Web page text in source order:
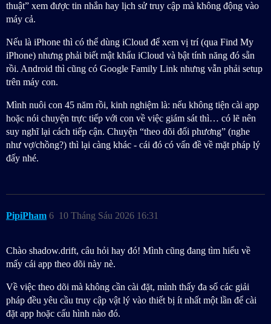
thuật” xem được tin nhắn hay lịch sử truy cập mà không động vào
máy cả.
Nếu là iPhone thì có thể dùng iCloud để xem vị trí (qua Find My
iPhone) nhưng phải biết mật khẩu iCloud và bật tính năng đó sẵn
rồi. Android thì cũng có Google Family Link nhưng vẫn phải setup
trên máy con.
Mình nuôi con 45 năm rồi, kinh nghiệm là: nếu không tiện cài app
hoặc nói chuyện trực tiếp với con về việc giám sát thì… có lẽ nên
suy nghĩ lại cách tiếp cận. Chuyện “theo dõi đối phương” (nghe
như vợ/chồng?) thì lại càng khác - cái đó có vấn đề về mặt pháp lý
đấy nhé.
PipiPham 10 Tháng Sáu 2026 16:31
6
Chào shadow.drift, câu hỏi hay đó! Mình cũng đang tìm hiểu về
mấy cái app theo dõi này nè.
Về việc theo dõi mà không cần cài đặt, mình thấy đa số các giải
pháp đều yêu cầu truy cập vật lý vào thiết bị ít nhất một lần để cài
đặt app hoặc cấu hình nào đó.